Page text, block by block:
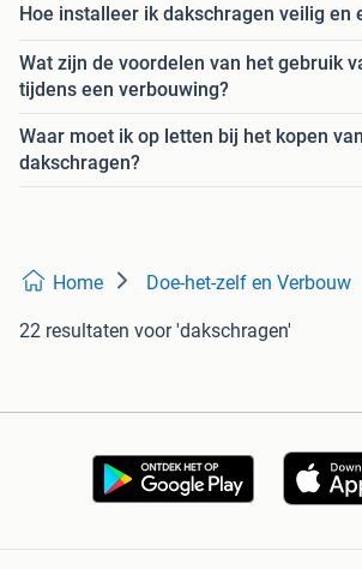
Hoe installeer ik dakschragen veilig en
Wat zijn de voordelen van het gebruik
tijdens een verbouwing?
Waar moet ik op letten bij het kopen van
dakschragen?
Home Doe-het-zelf en Verbouw
22 resultaten voor 'dakschragen'